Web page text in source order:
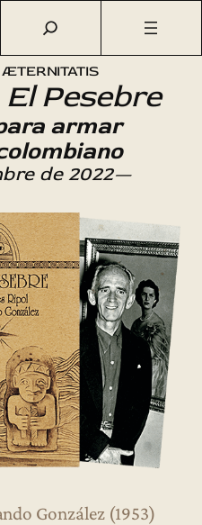
Literatura
Lectura de El
æternitatis
El Pesebre
armar
de 2022—
González (1953)